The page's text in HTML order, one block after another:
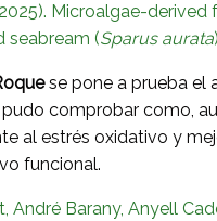
Microalgae-
seabream (Sparus aurata
se pone a prueba el
pudo comprobar como,
al estrés oxidativo y
funcional.
André Barany, Anyell